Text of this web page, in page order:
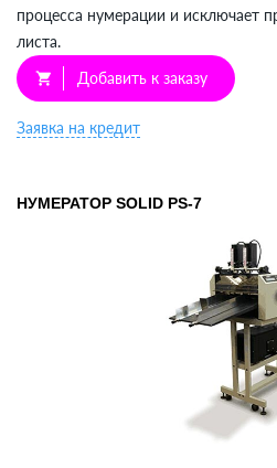
процесса нумерации и исключает
листа.
shopping_cart Добавить к заказу
Заявка на кредит
НУМЕРАТОР SOLID PS-7